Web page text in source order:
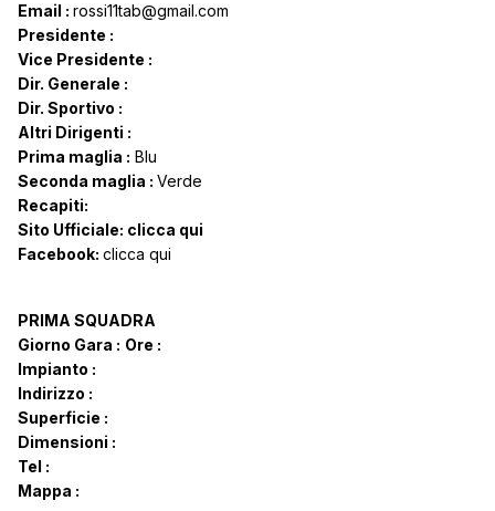
Email : rossi11tab@gmail.com
Presidente :
Vice Presidente :
Dir. Generale :
Dir. Sportivo :
Altri Dirigenti :
Prima maglia : Blu
Seconda maglia : Verde
Recapiti:
Sito Ufficiale: clicca qui
Facebook: clicca qui
PRIMA SQUADRA
Giorno Gara : Ore :
Impianto :
Indirizzo :
Superficie :
Dimensioni :
Tel :
Mappa :